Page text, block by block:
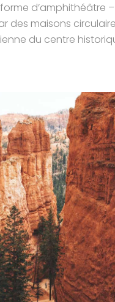
d’amphithéâtre
des maisons
du centre